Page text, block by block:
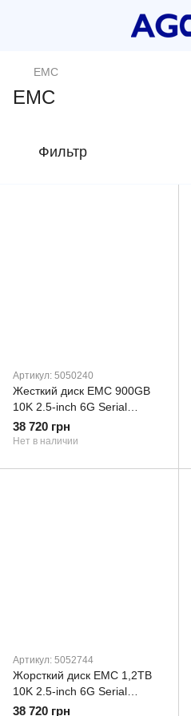
EMC
EMC
Фильтр
Артикул: 5050240
Жесткий диск EMC 900GB
10K 2.5-inch 6G Serial
Attached SCSI (SAS) Hot-
Plug (5050240)
38 720 грн
Нет в наличии
Артикул: 5052744
Жорсткий диск EMC 1,2TB
10K 2.5-inch 6G Serial
Attached SCSI (SAS) Hot-
38 720 грн